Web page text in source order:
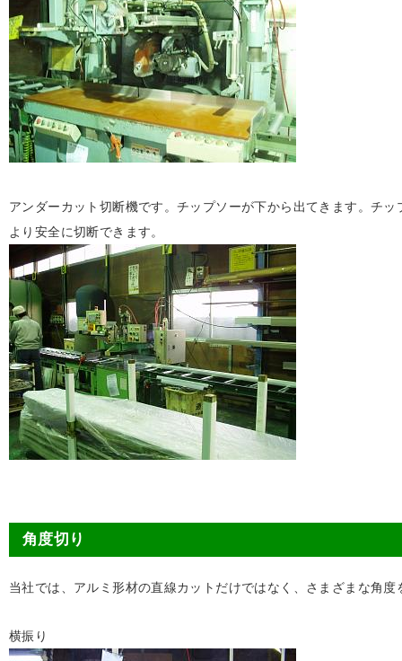
アンダーカット切断機です。チップソーが下から出てきます。チ
より安全に切断できます。
角度切り
当社では、アルミ形材の直線カットだけではなく、さまざまな角
横振り